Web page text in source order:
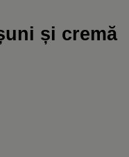
și cremă